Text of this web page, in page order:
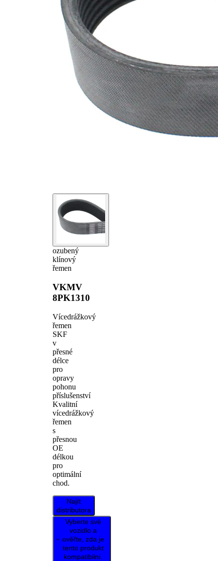
ozubený
klínový
řemen
VKMV
8PK1310
Vícedrážkový
řemen
SKF
v
přesné
délce
pro
opravy
pohonu
příslušenství
Kvalitní
vícedrážkový
řemen
s
přesnou
OE
délkou
pro
optimální
chod.
Najít
distributora
Vyberte své
vozidlo a
ověřte, zda je
tento produkt
kompatibilní.
Materiál
řemene
EPDM
(Ethylen-
Propylen-
Kautschuk)